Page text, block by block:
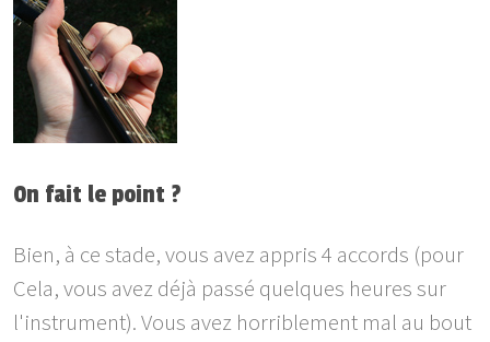
On fait le point ?
Bien, à ce stade, vous avez appris 4 accords (pour
Cela, vous avez déjà passé quelques heures sur
l'instrument). Vous avez horriblement mal au bout